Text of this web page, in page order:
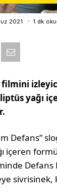
2021 1 dk
yağı
Defans”
içeren